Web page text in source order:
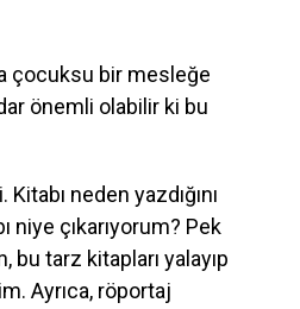
çocuksu bir mesleğe
önemli olabilir ki bu
neden yazdığını
niye çıkarıyorum? Pek
bu tarz kitapları yalayıp
Ayrıca, röportaj